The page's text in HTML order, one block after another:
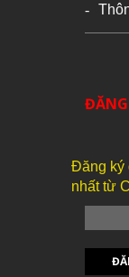
Đăng ký
nhất từ